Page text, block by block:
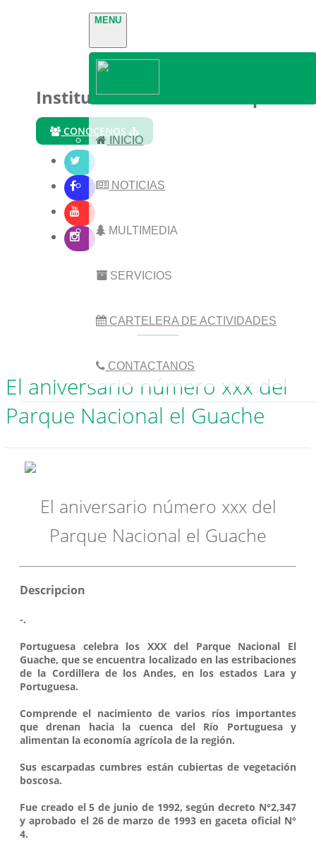
MENU
INICIO
NOTICIAS
MULTIMEDIA
SERVICIOS
CARTELERA DE ACTIVIDADES
CONTACTANOS
Instituto Nacional de Parques
CONÓCENOS
El aniversario número xxx del
Parque Nacional el Guache
El aniversario número xxx del
Parque Nacional el Guache
Descripcion
-.
Portuguesa celebra los XXX del Parque Nacional El
Guache, que se encuentra localizado en las estribaciones
de la Cordillera de los Andes, en los estados Lara y
Portuguesa.
Comprende el nacimiento de varios ríos importantes
que drenan hacia la cuenca del Río Portuguesa y
alimentan la economía agrícola de la región.
Sus escarpadas cumbres están cubiertas de vegetación
boscosa.
Fue creado el 5 de junio de 1992, según decreto N°2,347
y aprobado el 26 de marzo de 1993 en gaceta oficial N°
4.